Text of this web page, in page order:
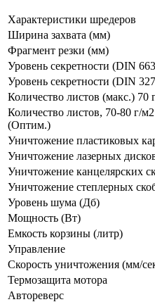
Характеристики шредеров
Ширина захвата (мм)
Фрагмент резки (мм)
Уровень секретности (DIN
Уровень секретности (DIN
Количество листов (макс.) 70
Количество листов, 70-80 г/м2
(Оптим.)
Уничтожение пластиковых
Уничтожение лазерных
Уничтожение канцелярских
Уничтожение степлерных
Уровень шума (Дб)
Мощность (Вт)
Емкость корзины (литр)
Управление
Скорость уничтожения (мм/
Термозащита мотора
Автореверс